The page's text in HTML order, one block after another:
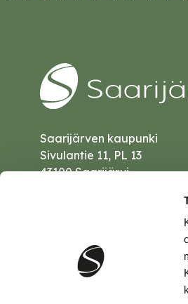
Saarijärven kaupunki
Sivulantie 11, PL 13
43100 Saarijärvi